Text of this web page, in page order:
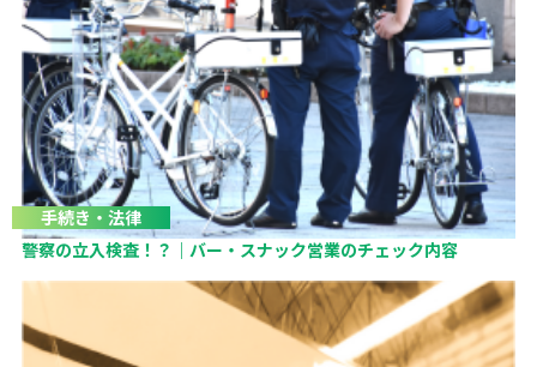
手続き・法律
警察の立入検査！？｜バー・スナック営業のチェック内容